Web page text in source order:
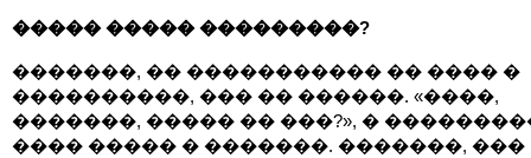
����� ����� ���������?
�������, �� ����������� �� ���� �
����������, ��� �� ������. «����,
�������, ����� �� ���?», �
���� ����� � �������. �������, ���